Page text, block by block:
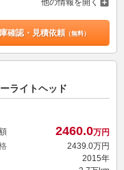
確認・見積依頼（無料）
ライトヘッド
2460.0万円
2439. 0万円
2015年